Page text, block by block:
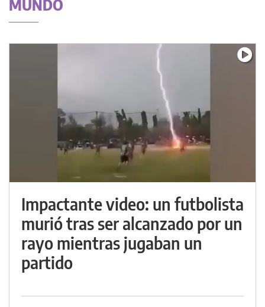
MUNDO
Impactante video: un futbolista
murió tras ser alcanzado por un
rayo mientras jugaban un
partido